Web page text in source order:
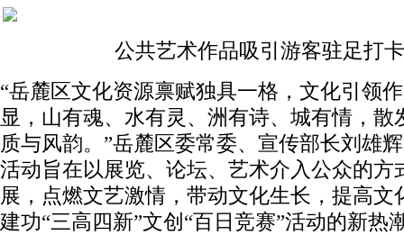
公共艺术作品吸引游客驻足打卡
“岳麓区文化资源禀赋独具一格，文化引领
显，山有魂、水有灵、洲有诗、城有情，散
质与风韵。”岳麓区委常委、宣传部长刘雄
活动旨在以展览、论坛、艺术介入公众的方
展，点燃文艺激情，带动文化生长，提高文
建功“三高四新”文创“百日竞赛”活动的新热